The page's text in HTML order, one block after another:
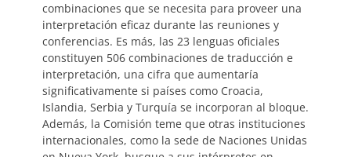
combinaciones que se necesita para proveer una
interpretación eficaz durante las reuniones y
conferencias. Es más, las 23 lenguas oficiales
constituyen 506 combinaciones de traducción e
interpretación, una cifra que aumentaría
significativamente si países como Croacia,
Islandia, Serbia y Turquía se incorporan al bloque.
Además, la Comisión teme que otras instituciones
internacionales, como la sede de Naciones Unidas